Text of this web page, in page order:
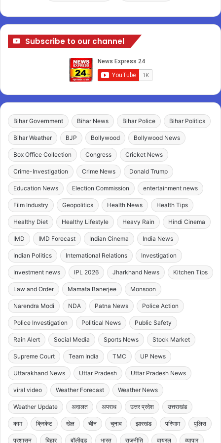
Subscribe to our channel
Bihar Government Bihar News Bihar Police Bihar Politics
Bihar Weather BJP Bollywood Bollywood News
Box Office Collection Congress Cricket News
Crime-Investigation Crime News Donald Trump
Education News Election Commission entertainment news
Film Industry Geopolitics Health News Health Tips
Healthy Diet Healthy Lifestyle Heavy Rain Hindi Cinema
IMD IMD Forecast Indian Cinema India News
Indian Politics International Relations Investigation
Investment news IPL 2026 Jharkhand News Kitchen Tips
Law and Order Mamata Banerjee Monsoon
Narendra Modi NDA Patna News Police Action
Police Investigation Political News Public Safety
Rain Alert Social Media Sports News Stock Market
Supreme Court Team India TMC UP News
Uttarakhand News Uttar Pradesh Uttar Pradesh News
viral video Weather Forecast Weather News
Weather Update अदालत अपराध उत्तर प्रदेश उत्तराखंड
काम क्रिकेट खेल चीन चुनाव झारखंड परिणाम पुलिस
प्रशासन बिहार बॉलीवुड भारत राजनीति वायरल व्यापार